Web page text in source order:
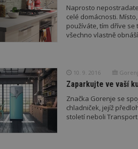
Naprosto
celé domácnosti.
používáte, tím dříve
všechno vlastně
10. 9. 2016
Zaparkujte ve vaší
Značka Gorenje se
chladniček, jejíž
století neboli